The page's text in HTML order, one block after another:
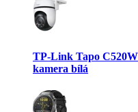
TP-Link Tapo
kamera bílá